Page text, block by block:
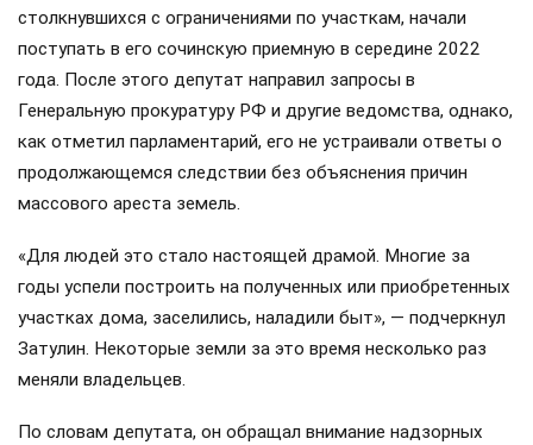
столкнувшихся с ограничениями по участкам, начали
поступать в его сочинскую приемную в середине 2022
года. После этого депутат направил запросы в
Генеральную прокуратуру РФ и другие ведомства, однако,
как отметил парламентарий, его не устраивали ответы о
продолжающемся следствии без объяснения причин
массового ареста земель.
«Для людей это стало настоящей драмой. Многие за
годы успели построить на полученных или приобретенных
участках дома, заселились, наладили быт», — подчеркнул
Затулин. Некоторые земли за это время несколько раз
меняли владельцев.
По словам депутата, он обращал внимание надзорных